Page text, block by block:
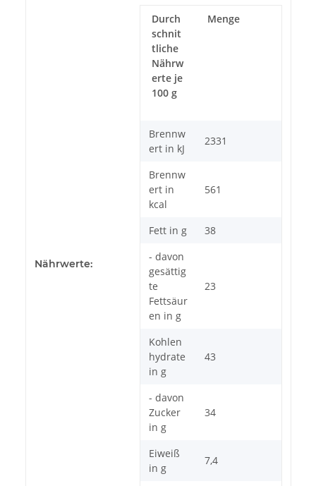
Nährwerte:
Durch
schnit
tliche
Nährw
erte je
100 g
Menge
Brennw
ert in kJ
2331
Brennw
ert in
kcal
561
Fett in g
38
- davon
gesättig
te
Fettsäur
en in g
23
Kohlen
hydrate
in g
43
- davon
Zucker
in g
34
Eiweiß
in g
7,4